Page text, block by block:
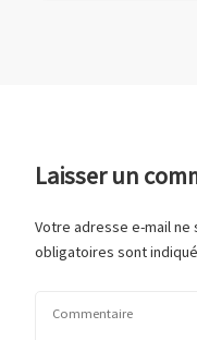
Laisser un
Votre adresse e-mail ne
obligatoires sont